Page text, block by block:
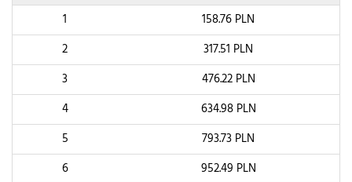
1
158.76 PLN
2
317.51 PLN
3
476.22PLN
4
634.98PLN
5
793.73 PLN
6
952.49 PLN